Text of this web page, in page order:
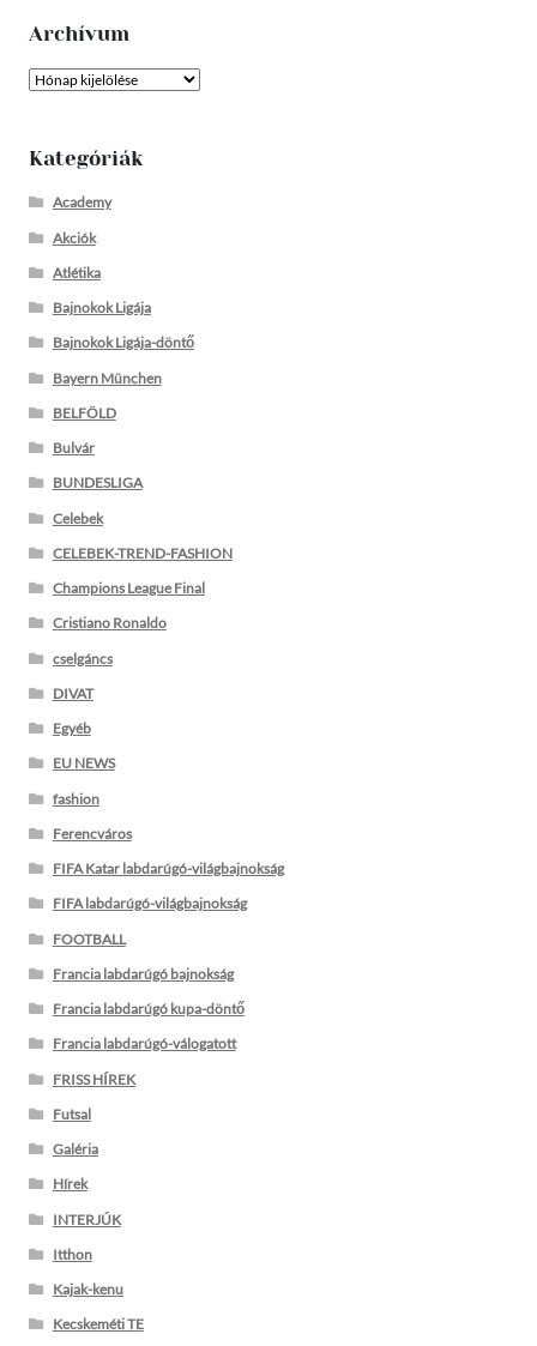
Archívum
Archívum
Kategóriák
Academy
Akciók
Atlétika
Bajnokok Ligája
Bajnokok Ligája-döntő
Bayern München
BELFÖLD
Bulvár
BUNDESLIGA
Celebek
CELEBEK-TREND-FASHION
Champions League Final
Cristiano Ronaldo
cselgáncs
DIVAT
Egyéb
EU NEWS
fashion
Ferencváros
FIFA Katar labdarúgó-világbajnokság
FIFA labdarúgó-világbajnokság
FOOTBALL
Francia labdarúgó bajnokság
Francia labdarúgó kupa-döntő
Francia labdarúgó-válogatott
FRISS HÍREK
Futsal
Galéria
Hírek
INTERJÚK
Itthon
Kajak-kenu
Kecskeméti TE